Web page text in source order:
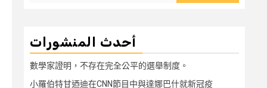
أحدث المنشورات
數學家證明，不存在完全公平的選舉制度。
小羅伯特甘迺迪在CNN節目中與達娜巴什就新冠疫